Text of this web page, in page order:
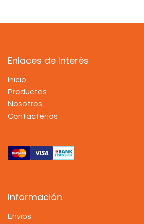
Enlaces de Interés
Inicio
Productos
Nosotros
Contáctenos
Información
Envíos